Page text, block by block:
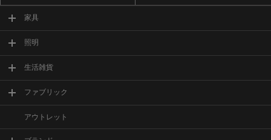
家具
照明
生活雑貨
ファブリック
アウトレット